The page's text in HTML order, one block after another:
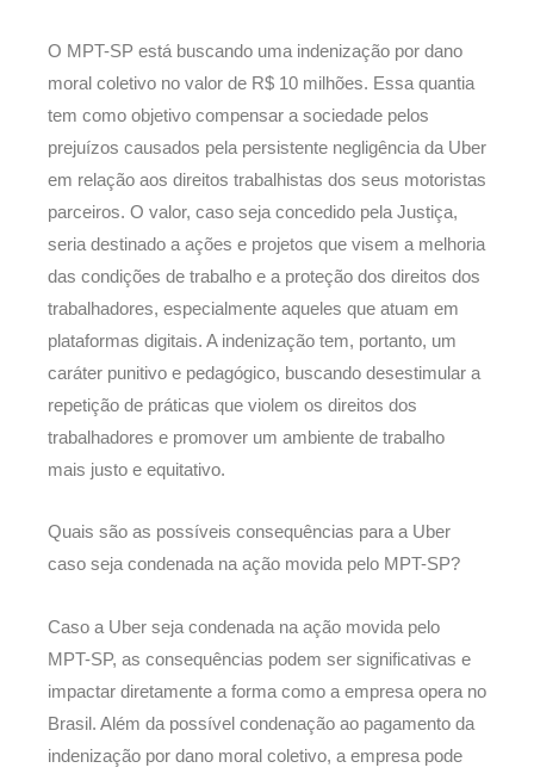
O MPT-SP está buscando uma indenização por dano
moral coletivo no valor de R$ 10 milhões. Essa quantia
tem como objetivo compensar a sociedade pelos
prejuízos causados pela persistente negligência da Uber
em relação aos direitos trabalhistas dos seus motoristas
parceiros. O valor, caso seja concedido pela Justiça,
seria destinado a ações e projetos que visem a melhoria
das condições de trabalho e a proteção dos direitos dos
trabalhadores, especialmente aqueles que atuam em
plataformas digitais. A indenização tem, portanto, um
caráter punitivo e pedagógico, buscando desestimular a
repetição de práticas que violem os direitos dos
trabalhadores e promover um ambiente de trabalho
mais justo e equitativo.
Quais são as possíveis consequências para a Uber
caso seja condenada na ação movida pelo MPT-SP?
Caso a Uber seja condenada na ação movida pelo
MPT-SP, as consequências podem ser significativas e
impactar diretamente a forma como a empresa opera no
Brasil. Além da possível condenação ao pagamento da
indenização por dano moral coletivo, a empresa pode